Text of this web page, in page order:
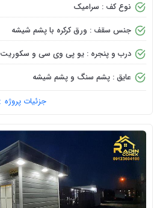
نوع کف : سرامیک
جنس سقف : ورق کرکره با پشم شیشه
درب و پنجره : یو پی وی سی و سکوریت
عایق : پشم سنگ و پشم شیشه
جزئیات پروژه